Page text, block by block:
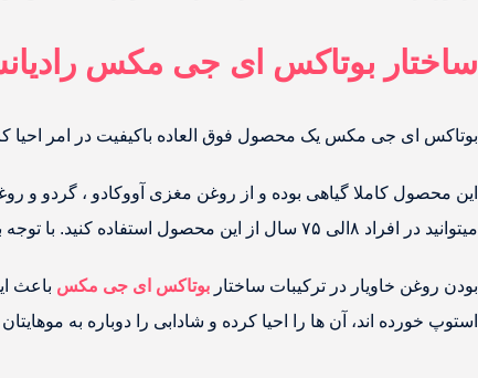
ساختار بوتاکس ای جی مکس
بوتاکس ای جی مکس یک محصول فوق العاده باکیفیت در امر احیا
این محصول کاملا گیاهی بوده و از روغن مغزی آووکادو ، گردو و
میتوانید در افراد ۸الی ۷۵ سال از این محصول استفاده کنید. با توجه به اینکه این محصول دارای فرمالدهید ۲% میباشد میتوانید بدون ریسک در افراد باردار و شیرده نیز استفاده کرد.
بودن روغن خاویار در ترکیبات ساختار بوتاکس ای جی مکس
استوپ خورده اند، آن ها را احیا کرده و شادابی را دوباره به موهایتان